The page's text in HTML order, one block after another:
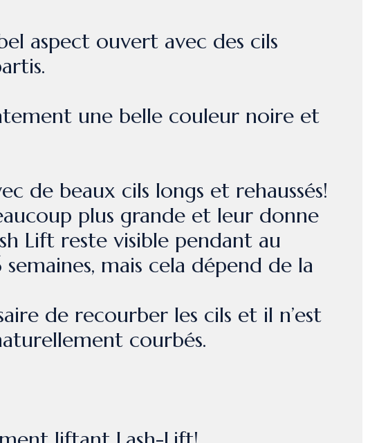
aspect ouvert avec des cils
une belle couleur noire et
de beaux cils longs et rehaussés!
plus grande et leur donne
Lift reste visible pendant au
mais cela dépend de la
de recourber les cils et il n’est
courbés.